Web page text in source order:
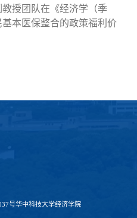
授团队在《经济学（季
本医保整合的政策福利价
号华中科技大学经济学院